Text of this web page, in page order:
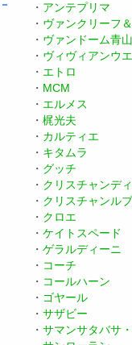
・ アンテプリマ
・ ヴァンクリーフ
・ ヴァンドーム青山
・ ヴィヴィアンウ
・ エトロ
・ MCM
・ エルメス
・ 梶光夫
・ カルティエ
・ キタムラ
・ グッチ
・ クリスチャンデ
・ クリスチャンル
・ クロエ
・ ケイトスペード
・ ゲラルディーニ
・ コーチ
・ コールハーン
・ ゴヤール
・ サザビー
・ サマンサタバサ